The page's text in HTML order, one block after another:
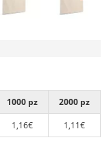
1000 pz
2000 pz
1,16€ 1,11€